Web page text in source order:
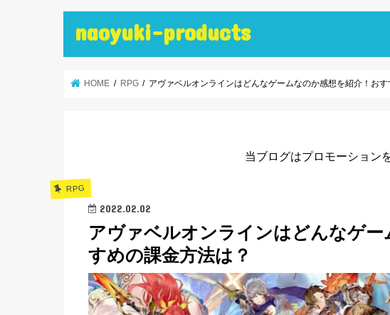
naoyuki-products
HOME RPG アヴァベルオンラインはどんなゲームなのか感想を紹介！おす
当ブログはプロモーション
RPG
2022.02.02
アヴァベルオンラインはどんなゲ
すめの課金方法は？